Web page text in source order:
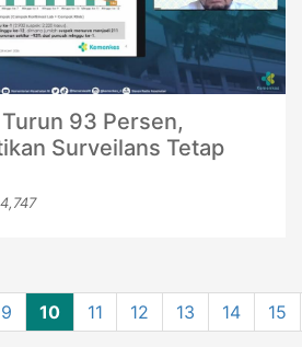
93 Persen,
Surveilans Tetap
9 10 11 12 13 14 15